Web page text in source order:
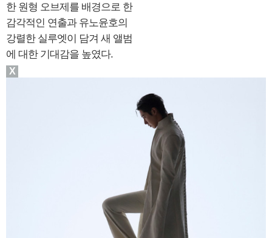
한 원형 오브제를 배경으로 한
감각적인 연출과 유노윤호의
강렬한 실루엣이 담겨 새 앨범
에 대한 기대감을 높였다.
X